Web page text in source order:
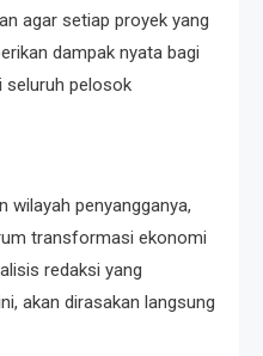
agar setiap proyek yang
dampak nyata bagi
seluruh pelosok
wilayah penyangganya,
transformasi ekonomi
redaksi yang
akan dirasakan langsung